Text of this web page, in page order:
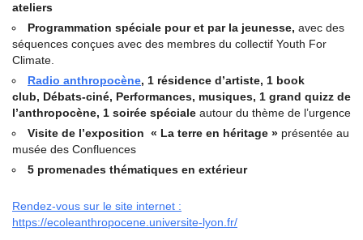
ateliers
Programmation spéciale pour et par la jeunesse, avec des
séquences conçues avec des membres du collectif Youth For
Climate.
Radio anthropocène, 1 résidence d’artiste, 1 book
club, Débats-ciné, Performances, musiques, 1 grand quizz de
l’anthropocène, 1 soirée spéciale autour du thème de l’urgence
Visite de l’exposition « La terre en héritage » présentée au
musée des Confluences
5 promenades thématiques en extérieur
Rendez-vous sur le site internet :
https://ecoleanthropocene.universite-lyon.fr/